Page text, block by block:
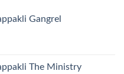
Gangrel
The Ministry